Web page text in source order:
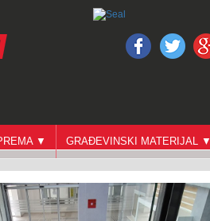
▼ GRAĐEVINSKI MATERIJAL ▼